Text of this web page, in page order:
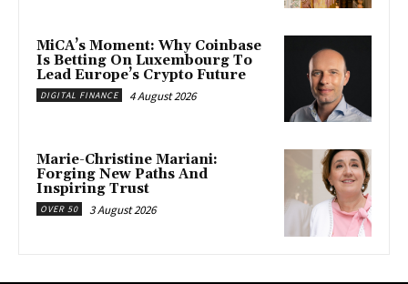
MiCA’s Moment: Why Coinbase
Is Betting On Luxembourg To
Lead Europe’s Crypto Future
DIGITAL FINANCE 4 August 2026
Marie-Christine Mariani:
Forging New Paths And
Inspiring Trust
OVER 50 3 August 2026